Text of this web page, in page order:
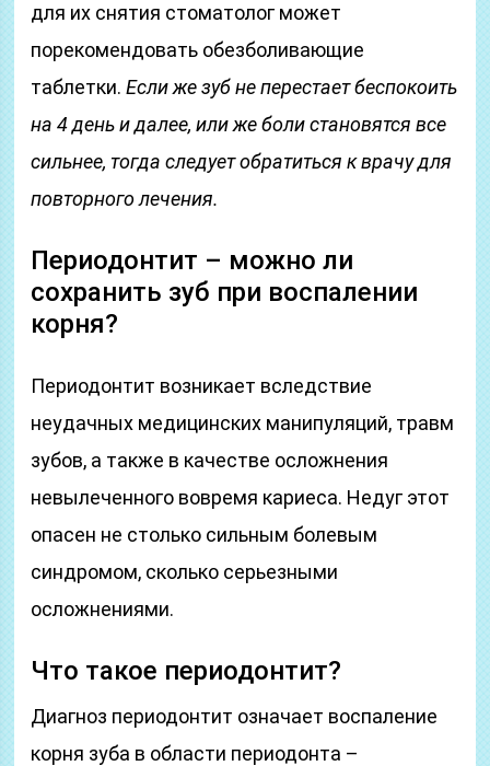
для их снятия стоматолог может
порекомендовать обезболивающие
таблетки.Если же зуб не перестает беспокоить
на 4 день и далее, или же боли становятся все
сильнее, тогда следует обратиться к врачу для
повторного лечения.
Периодонтит – можно ли
сохранить зуб при воспалении
корня?
Периодонтит возникает вследствие
неудачных медицинских манипуляций, травм
зубов, а также в качестве осложнения
невылеченного вовремя кариеса. Недуг этот
опасен не столько сильным болевым
синдромом, сколько серьезными
осложнениями.
Что такое периодонтит?
Диагноз периодонтит означает воспаление
корня зуба в области периодонта –